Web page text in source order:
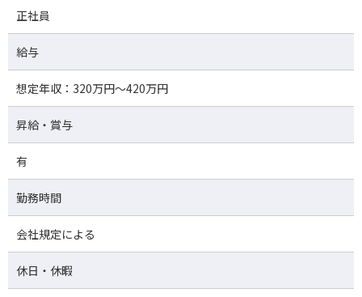
正社員
給与
想定年収：320万円～420万円
昇給・賞与
有
勤務時間
会社規定による
休日・休暇